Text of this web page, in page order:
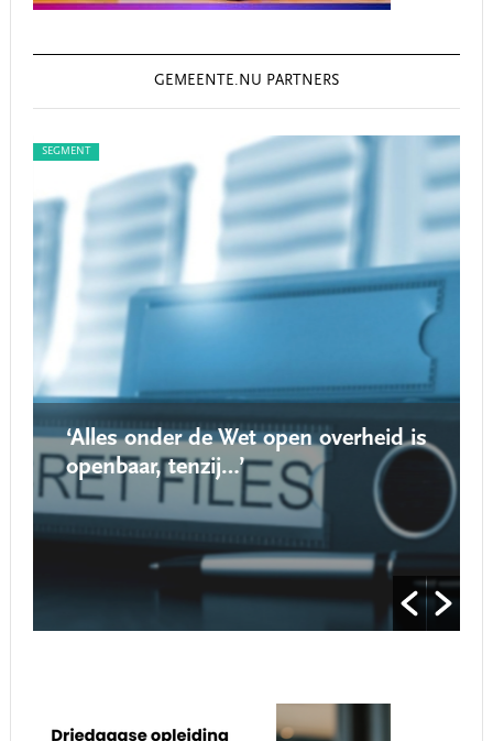
GEMEENTE.NU PARTNERS
SEGMENT
‘Alles onder de Wet open overheid is
openbaar, tenzij…’